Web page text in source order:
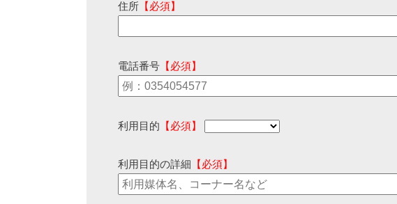
住所 【必須】
電話番号 【必須】
利用目的 【必須】
利用目的の詳細 【必須】